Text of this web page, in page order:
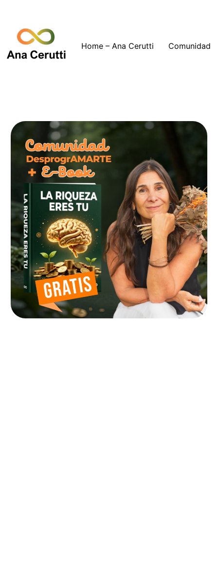
Home – Ana Cerutti Comunidad